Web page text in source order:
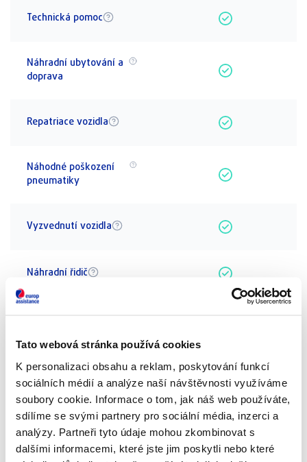
Tato webová stránka používá cookies
K personalizaci obsahu a reklam, poskytování funkcí
sociálních médií a analýze naší návštěvnosti využíváme
soubory cookie. Informace o tom, jak náš web používáte,
sdílíme se svými partnery pro sociální média, inzerci a
analýzy. Partneři tyto údaje mohou zkombinovat s
dalšími informacemi, které jste jim poskytli nebo které
Technická pomoc
Náhradní ubytování a
doprava
Repatriace vozidla
Náhodné poškození
pneumatiky
Vyzvednutí vozidla
Náhradní řidič
Sjednat pojištění